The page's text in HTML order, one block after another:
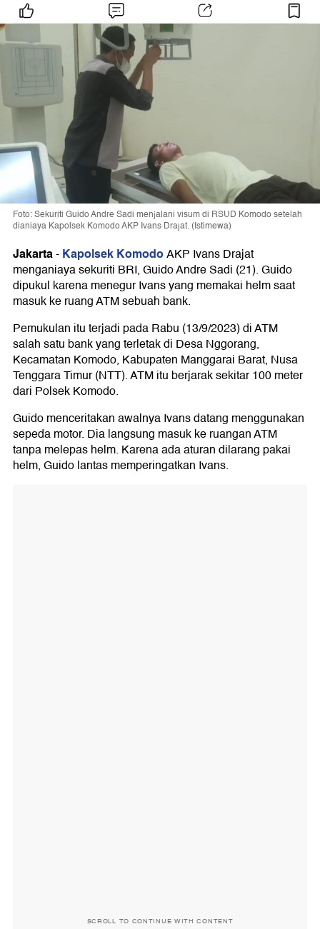
Foto: Sekuriti Guido Andre Sadi menjalani visum di RSUD Komodo setelah
dianiaya Kapolsek Komodo AKP Ivans Drajat. (Istimewa)
Jakarta-Kapolsek KomodoAKP Ivans Drajat
menganiaya sekuriti BRI, Guido Andre Sadi (21). Guido
dipukul karena menegur Ivans yang memakai helm saat
masuk ke ruang ATM sebuah bank.
Pemukulan itu terjadi pada Rabu (13/9/2023) di ATM
salah satu bank yang terletak di Desa Nggorang,
Kecamatan Komodo, Kabupaten Manggarai Barat, Nusa
Tenggara Timur (NTT). ATM itu berjarak sekitar 100 meter
dari Polsek Komodo.
Guido menceritakan awalnya Ivans datang menggunakan
sepeda motor. Dia langsung masuk ke ruangan ATM
tanpa melepas helm. Karena ada aturan dilarang pakai
helm, Guido lantas memperingatkan Ivans.
SCROLL TO CONTINUE WITH CONTENT